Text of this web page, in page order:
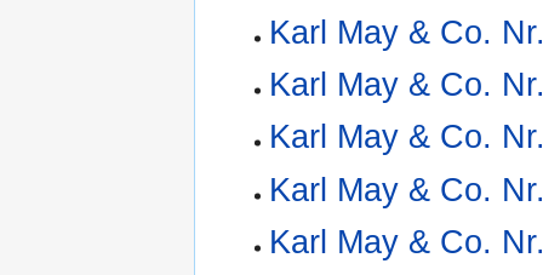
Karl May & Co.
Karl May & Co.
Karl May & Co.
Karl May & Co.
Karl May & Co.